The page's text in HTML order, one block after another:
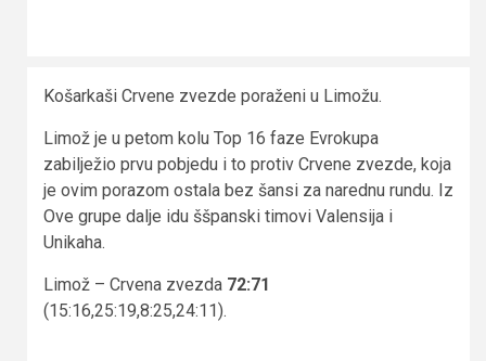
Košarkaši Crvene zvezde poraženi u Limožu.
Limož je u petom kolu Top 16 faze Evrokupa
zabilježio prvu pobjedu i to protiv Crvene zvezde, koja
je ovim porazom ostala bez šansi za narednu rundu. Iz
Ove grupe dalje idu ššpanski timovi Valensija i
Unikaha.
Limož – Crvena zvezda 72:71
(15:16,25:19,8:25,24:11).